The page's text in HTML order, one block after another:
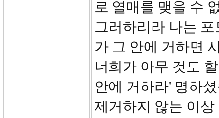
로 열매를 맺을 수
그러하리라 나는
가 그 안에 거하면
너희가 아무 것도
안에 거하라' 명하
제거하지 않는 이